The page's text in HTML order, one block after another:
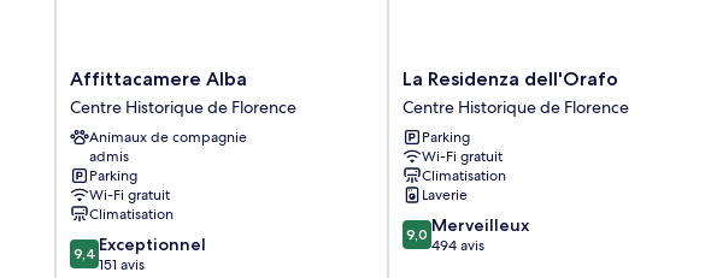
Affittacamere
Alba
Centre
Historique
Florence
Affittacamere Alba
Centre Historique de Florence
Animaux de compagnie
admis
Parking
Wi-Fi gratuit
Climatisation
9.4
sur
9,4 Exceptionnel
151 avis
La
Residenza
dell'Orafo
Centre
Historique
de
Florence
La Residenza dell'Orafo
Centre Historique de Florence
Parking
Wi-Fi gratuit
Climatisation
Laverie
9.0
sur
9,0 Merveilleux
494 avis